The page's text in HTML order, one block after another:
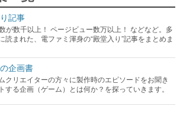
企画書
クリエイターの方々に製作時のエピソードをお聞き
する企画（ゲーム）とは何か？を探っていきます。
解いてはいけない。『赫本』は、〈試験問題〉の形
ホラー小説集です。